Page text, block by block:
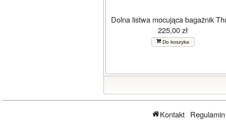
Dolna listwa mocująca bagażnik
225,00 zł
Do koszyka
Kontakt